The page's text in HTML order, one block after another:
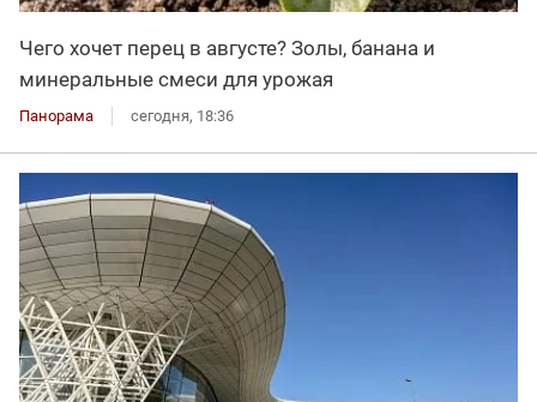
Чего хочет перец в августе? Золы, банана и
минеральные смеси для урожая
Панорама сегодня, 18:36